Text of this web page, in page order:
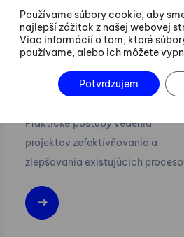
23.09.-09.12.2026
Six Sigma Green Belt
Training
Praktické postupy vedenia
projektov zefektívňovania a
zlepšovania existujúcich
Používame súbory cookie, aby
najlepší zážitok z našej webovej
Viac informácií o tom, ktoré
používame, alebo ich môžete
Potvrdzujem